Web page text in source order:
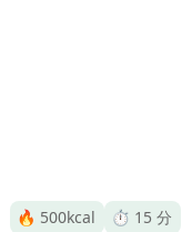
🔥 500kcal ⏱️ 15 分